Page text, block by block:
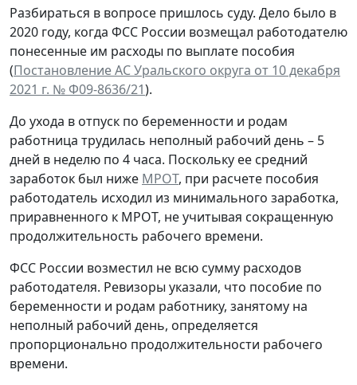
Разбираться в вопросе пришлось суду. Дело было в
2020 году, когда ФСС России возмещал работодателю
понесенные им расходы по выплате пособия
(Постановление АС Уральского округа от 10 декабря
2021 г. № Ф09-8636/21).
До ухода в отпуск по беременности и родам
работница трудилась неполный рабочий день – 5
дней в неделю по 4 часа. Поскольку ее средний
заработок был ниже МРОТ, при расчете пособия
работодатель исходил из минимального заработка,
приравненного к МРОТ, не учитывая сокращенную
продолжительность рабочего времени.
ФСС России возместил не всю сумму расходов
работодателя. Ревизоры указали, что пособие по
беременности и родам работнику, занятому на
неполный рабочий день, определяется
пропорционально продолжительности рабочего
времени.